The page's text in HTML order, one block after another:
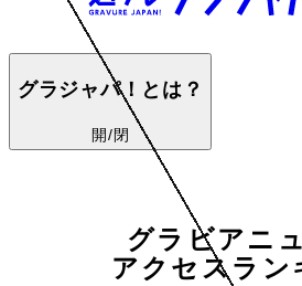
グラジャパ！とは？
開/閉
グラビアニ
アクセスラン